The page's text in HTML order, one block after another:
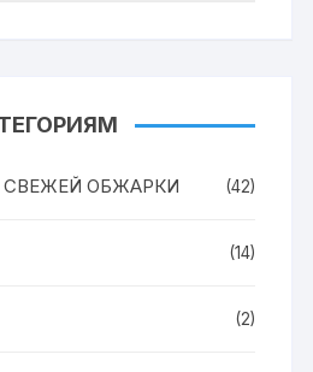
СВЕЖЕЙ ОБЖАРКИ (42)
(14)
(2)